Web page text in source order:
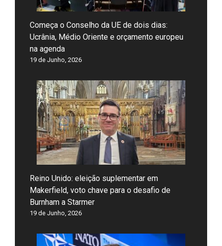
Começa o Conselho da UE de dois dias:
Ucrânia, Médio Oriente e orçamento europeu
na agenda
19 de Junho, 2026
Reino Unido: eleição suplementar em
Makerfield, voto chave para o desafio de
Burnham a Starmer
19 de Junho, 2026